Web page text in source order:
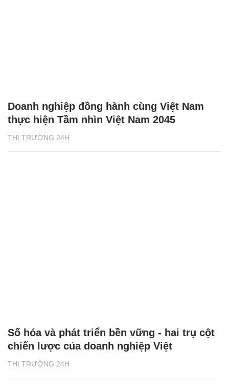
THỊ TRƯỜNG 24H
Doanh nghiệp đồng hành cùng Việt Nam
thực hiện Tầm nhìn Việt Nam 2045
THỊ TRƯỜNG 24H
Số hóa và phát triển bền vững - hai trụ cột
chiến lược của doanh nghiệp Việt